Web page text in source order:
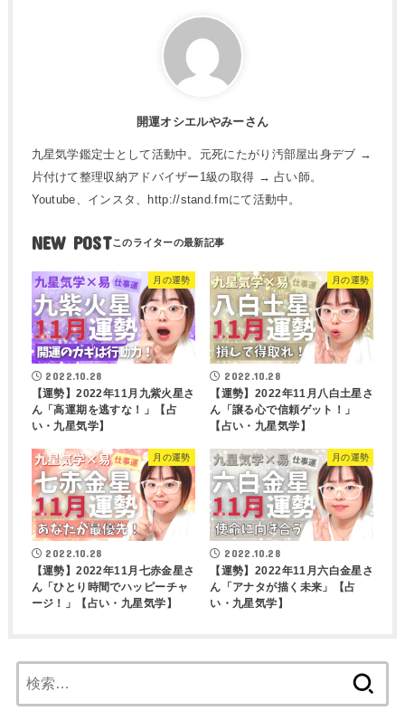
開運オシエルやみーさん
九星気学鑑定士として活動中。元死にたがり汚部屋出身デブ →
片付けて整理収納アドバイザー1級の取得 → 占い師。
Youtube、インスタ、http://stand.fmにて活動中。
NEW POST
月の運勢
2022.10.28
【運勢】2022年11月九紫火星さ
ん「高運期を逃すな！」【占
い・九星気学】
月の運勢
2022.10.28
【運勢】2022年11月八白土星さ
ん「譲る心で信頼ゲット！」
【占い・九星気学】
月の運勢
2022.10.28
【運勢】2022年11月七赤金星さ
ん「ひとり時間でハッピーチャ
ージ！」【占い・九星気学】
月の運勢
2022.10.28
【運勢】2022年11月六白金星さ
ん「アナタが描く未来」【占
い・九星気学】
索: